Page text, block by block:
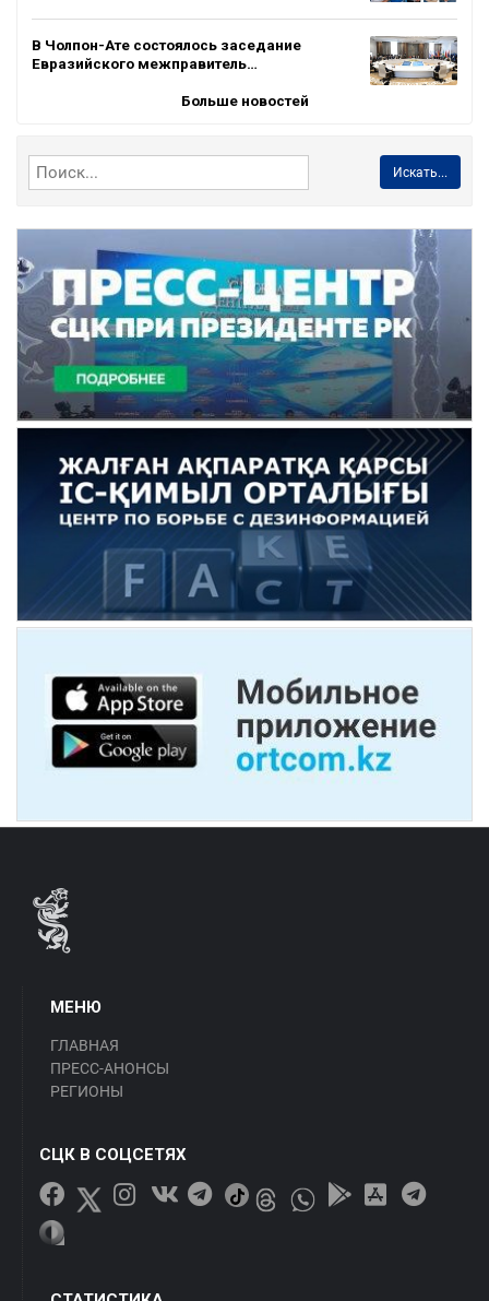
В Чолпон-Ате состоялось заседание
Евразийского межправитель…
Больше новостей
Искать...
МЕНЮ
ГЛАВНАЯ
ПРЕСС-АНОНСЫ
РЕГИОНЫ
СЦК В СОЦСЕТЯХ